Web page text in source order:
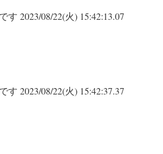
す 2023/08/22(火) 15:42:13.07
す 2023/08/22(火) 15:42:37.37